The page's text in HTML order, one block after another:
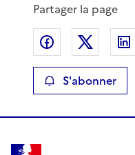
Partager la page
Partager sur
S'abonner